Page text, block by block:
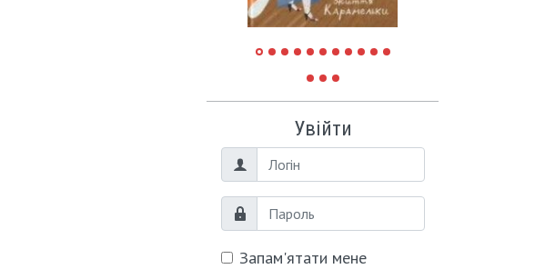
Увійти
Логін
Пароль
Запам'ятати мене